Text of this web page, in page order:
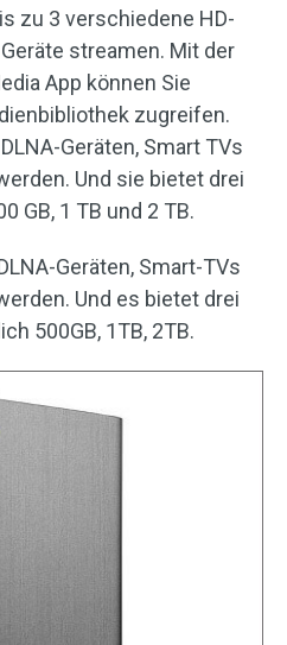
zu 3 verschiedene HD-
streamen. Mit der
App können Sie
zugreifen.
Geräten, Smart TVs
Und sie bietet drei
GB, 1 TB und 2 TB.
Geräten, Smart-TVs
Und es bietet drei
500GB, 1TB, 2TB.